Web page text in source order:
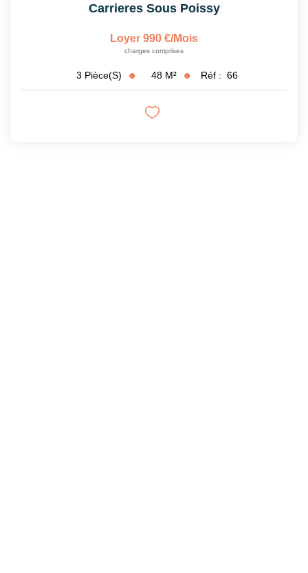
Carrieres Sous Poissy
Loyer 990 €/mois
charges comprises
3 Pièce(s) 48 M² Réf : 66